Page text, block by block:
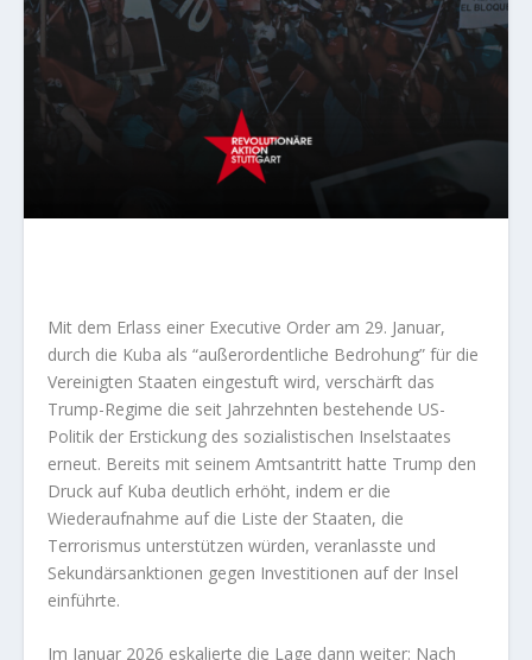
Mit dem Erlass einer Executive Order am 29. Januar,
durch die Kuba als “außerordentliche Bedrohung” für die
Vereinigten Staaten eingestuft wird, verschärft das
Trump-Regime die seit Jahrzehnten bestehende US-
Politik der Erstickung des sozialistischen Inselstaates
erneut. Bereits mit seinem Amtsantritt hatte Trump den
Druck auf Kuba deutlich erhöht, indem er die
Wiederaufnahme auf die Liste der Staaten, die
Terrorismus unterstützen würden, veranlasste und
Sekundärsanktionen gegen Investitionen auf der Insel
einführte.
Im Januar 2026 eskalierte die Lage dann weiter: Nach